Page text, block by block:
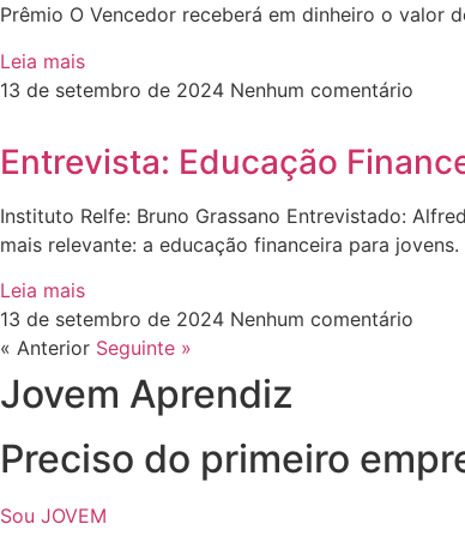
Prêmio O Vencedor receberá em dinheiro o valor
Leia mais
13 de setembro de 2024 Nenhum comentário
Entrevista: Educação
Instituto Relfe: Bruno Grassano Entrevistado:
mais relevante: a educação financeira para
Leia mais
13 de setembro de 2024 Nenhum comentário
« Anterior Seguinte »
Jovem Aprendiz
Preciso do primeiro
Sou JOVEM